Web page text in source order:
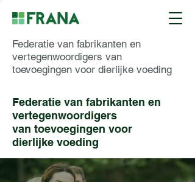
Federatie van fabrikanten en
vertegenwoordigers van
toevoegingen voor dierlijke voeding
Federatie van fabrikanten en
vertegenwoordigers
van toevoegingen voor
dierlijke voeding